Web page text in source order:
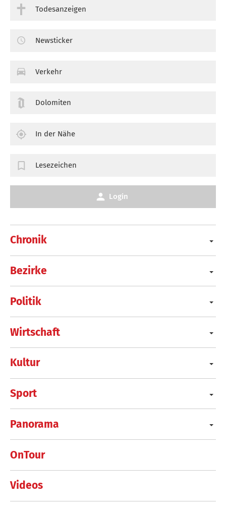
Chronik
Bezirke
Politik
Wirtschaft
Kultur
Sport
Panorama
OnTour
Videos
Todesanzeigen
Newsticker
Verkehr
Dolomiten
In der Nähe
Lesezeichen
Login